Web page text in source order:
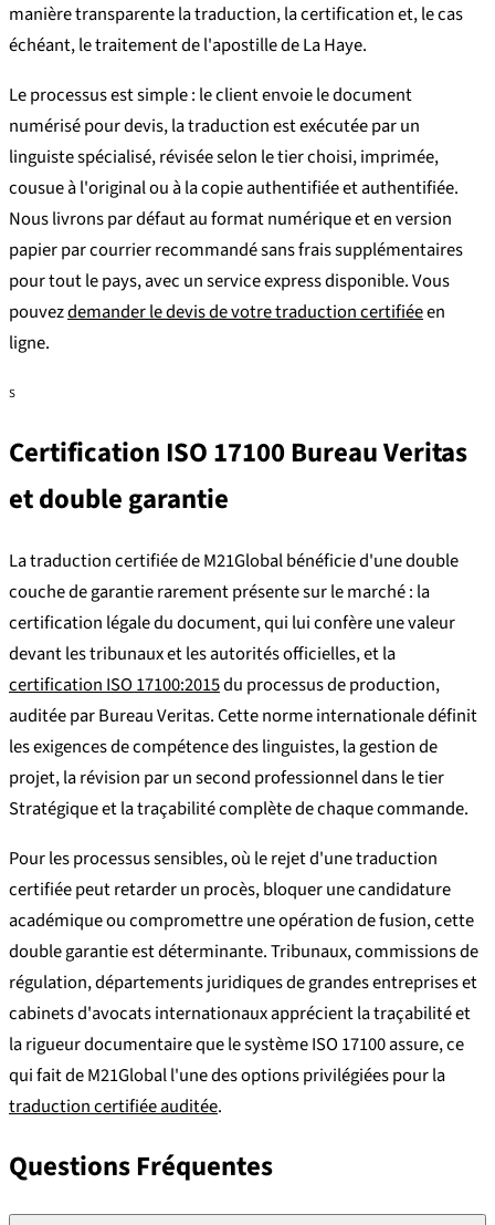
manière transparente la traduction, la certification et, le cas
échéant, le traitement de l'apostille de La Haye.
Le processus est simple : le client envoie le document
numérisé pour devis, la traduction est exécutée par un
linguiste spécialisé, révisée selon le tier choisi, imprimée,
cousue à l'original ou à la copie authentifiée et authentifiée.
Nous livrons par défaut au format numérique et en version
papier par courrier recommandé sans frais supplémentaires
pour tout le pays, avec un service express disponible. Vous
pouvezdemander le devis de votre traduction certifiéeen
ligne.
S
Certification ISO 17100 Bureau Veritas
et double garantie
La traduction certifiée de M21Global bénéficie d'une double
couche de garantie rarement présente sur le marché : la
certification légale du document, qui lui confère une valeur
devant les tribunaux et les autorités officielles, et la
certification ISO 17100:2015du processus de production,
auditée par Bureau Veritas. Cette norme internationale définit
les exigences de compétence des linguistes, la gestion de
projet, la révision par un second professionnel dans le tier
Stratégique et la traçabilité complète de chaque commande.
Pour les processus sensibles, où le rejet d'une traduction
certifiée peut retarder un procès, bloquer une candidature
académique ou compromettre une opération de fusion, cette
double garantie est déterminante. Tribunaux, commissions de
régulation, départements juridiques de grandes entreprises et
cabinets d'avocats internationaux apprécient la traçabilité et
la rigueur documentaire que le système ISO 17100 assure, ce
qui fait de M21Global l'une des options privilégiées pour la
traduction certifiée auditée.
Questions Fréquentes